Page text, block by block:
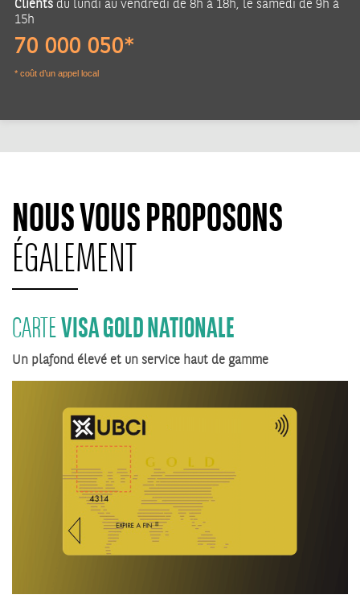
Clients du lundi au vendredi de 8h à 18h, le samedi de 9h à
15h
70 000 050*
* coût d’un appel local
NOUS VOUS PROPOSONS
ÉGALEMENT
CARTEVISA GOLD NATIONALE
Un plafond élevé et un service haut de gamme